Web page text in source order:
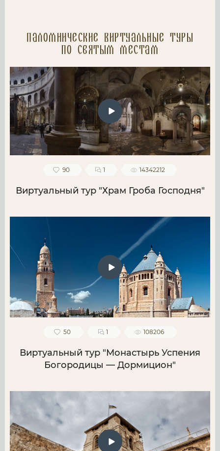
Паломнические Виртуальные туры
по святым местам
90 1 14342212
Виртуальный тур "Храм Гроба Господня"
50 1 108206
Виртуальный тур "Монастырь Успения
Богородицы — Дормицион"